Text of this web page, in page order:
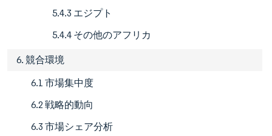
5.4.3 エジプト
5.4.4 その他のアフリカ
6. 競合環境
6.1 市場集中度
6.2 戦略的動向
6.3 市場シェア分析